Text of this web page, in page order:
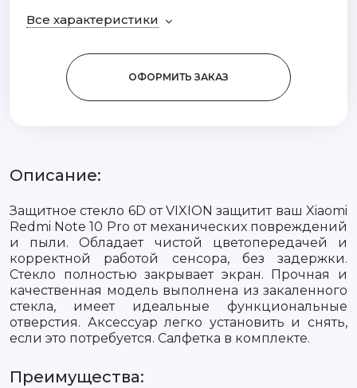
Все характеристики
ОФОРМИТЬ ЗАКАЗ
Описание:
Защитное стекло 6D от VIXION защитит ваш Xiaomi
Redmi Note 10 Pro от механических повреждений
и пыли. Обладает чистой цветопередачей и
корректной работой сенсора, без задержки.
Стекло полностью закрывает экран. Прочная и
качественная модель выполнена из закаленного
стекла, имеет идеальные функциональные
отверстия. Аксессуар легко установить и снять,
если это потребуется. Салфетка в комплекте.
Преимущества: